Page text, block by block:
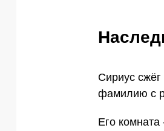
Сириус
фамилию с
Его